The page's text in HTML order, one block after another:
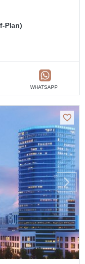
Plan)
WHATSAPP